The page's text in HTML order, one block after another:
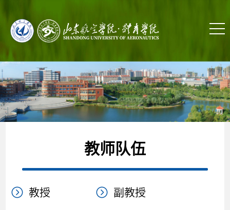
教师队伍
教授
副教授